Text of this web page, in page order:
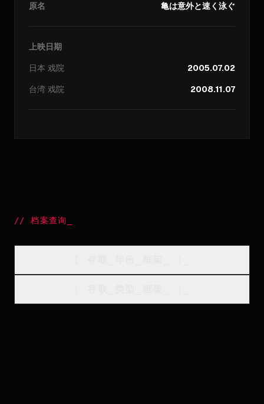
原名 亀は意外と速く泳ぐ
上映日期
日本 戏院
2005.07.02
台湾 戏院 2008.11.07
//档案查询